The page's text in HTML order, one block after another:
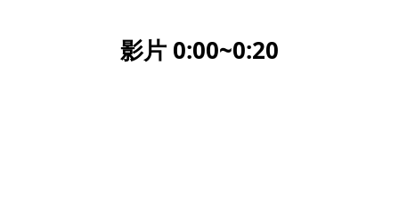
影片 0:00~0:20